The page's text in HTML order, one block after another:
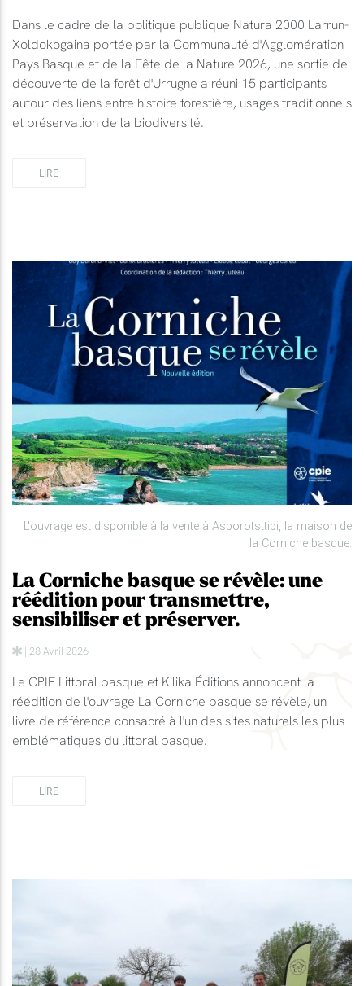
Dans le cadre de la politique publique Natura 2000 Larrun-
Xoldokogaina portée par la Communauté d'Agglomération
Pays Basque et de la Fête de la Nature 2026, une sortie de
découverte de la forêt d'Urrugne a réuni 15 participants
autour des liens entre histoire forestière, usages traditionnels
et préservation de la biodiversité.
LIRE
L'ouvrage est disponible à la vente à Asporotsttipi, la maison de
la Corniche basque.
La Corniche basque se révèle: une
réédition pour transmettre,
sensibiliser et préserver.
| 28 Avril 2026
Le CPIE Littoral basque et Kilika Éditions annoncent la
réédition de l'ouvrage La Corniche basque se révèle, un
livre de référence consacré à l'un des sites naturels les plus
emblématiques du littoral basque.
LIRE